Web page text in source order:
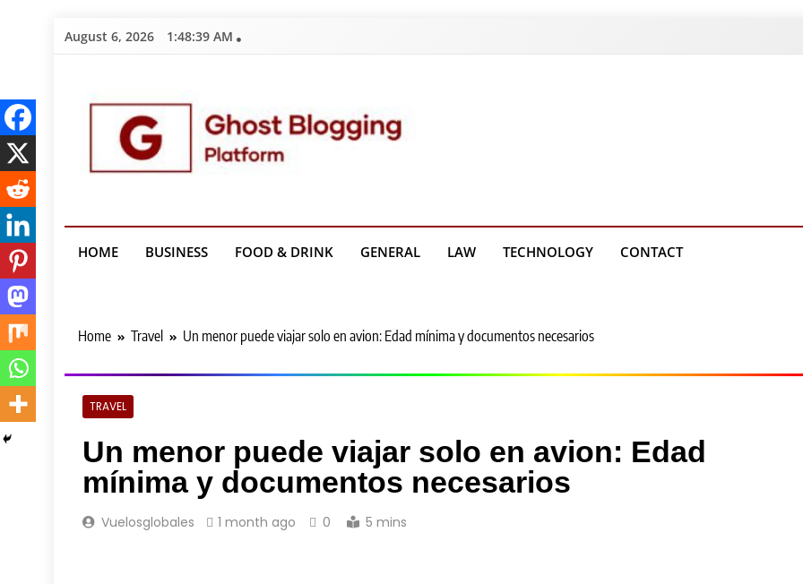
SkipAugust 6, 2026 1:48:40 AM
Ghost Blogging Platform
HOME BUSINESS FOOD & DRINK GENERAL LAW TECHNOLOGY CONTACT
Home Travel Un menor puede viajar solo en avion: Edad mínima y documentos necesarios
TRAVEL
Un menor puede viajar solo en avion: Edad
mínima y documentos necesarios
Vuelosglobales 1 month ago 0 5 mins